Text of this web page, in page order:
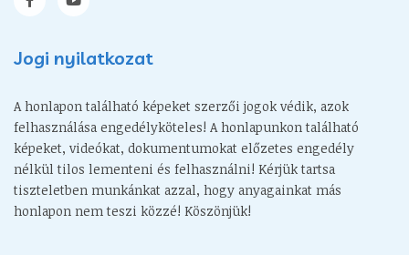
Jogi nyilatkozat
A honlapon található képeket szerzői jogok védik, azok
felhasználása engedélyköteles! A honlapunkon található
képeket, videókat, dokumentumokat előzetes engedély
nélkül tilos lementeni és felhasználni! Kérjük tartsa
tiszteletben munkánkat azzal, hogy anyagainkat más
honlapon nem teszi közzé! Köszönjük!